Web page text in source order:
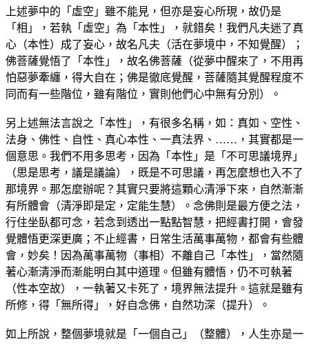
上述夢中的「虛空」雖不能見，但亦是妄心所現，故仍是
「相」，若執「虛空」為「本性」，就錯矣！我們凡夫迷了真
心（本性）成了妄心，故名凡夫（活在夢境中，不知覺醒）；
佛菩薩覺悟了「本性」，故名佛菩薩（從夢中醒來了，不用再
怕惡夢牽纏，得大自在；佛是徹底覺醒，菩薩隨其覺醒程度不
同而有一些階位，雖有階位，實則他們心中無有分別）。
另上述無法言說之「本性」，有很多名稱，如：真如、空性、
法身、佛性、自性、真心本性、一真法界、……，其實都是一
個意思。我們不用多思考，因為「本性」是「不可思議境界」
（思是思考，議是議論），既是不可思議，再怎麼想也入不了
那境界。那怎麼辦呢？其實只要將這顆心清淨下來，自然漸漸
有所體會（清淨即是定，定能生慧）。念佛則是最方便之法，
行住坐臥都可念，若念到透出一點點智慧，把經書打開，會發
覺體悟更深更廣；不止經書，日常生活萬事萬物，都會有些體
會，妙矣！因為萬事萬物（事相）不離自己「本性」，當然隨
著心漸清淨而漸能明白其中道理。但雖有體悟，仍不可執著
（性本空故），一執著又卡死了，境界無法提升。這就是雖有
所修，得「無所得」，好自念佛，自然功深（提升）。
如上所說，整個夢境就是「一個自己」（整體），人生亦是一